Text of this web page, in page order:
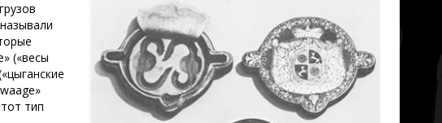
(«весы
тип